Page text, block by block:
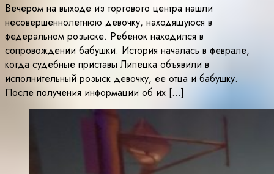
Вечером на выходе из торгового центра нашли
несовершеннолетнюю девочку, находящуюся в
федеральном розыске. Ребенок находился в
сопровождении бабушки. История началась в феврале,
когда судебные приставы Липецка объявили в
исполнительный розыск девочку, ее отца и бабушку.
После получения информации об их […]